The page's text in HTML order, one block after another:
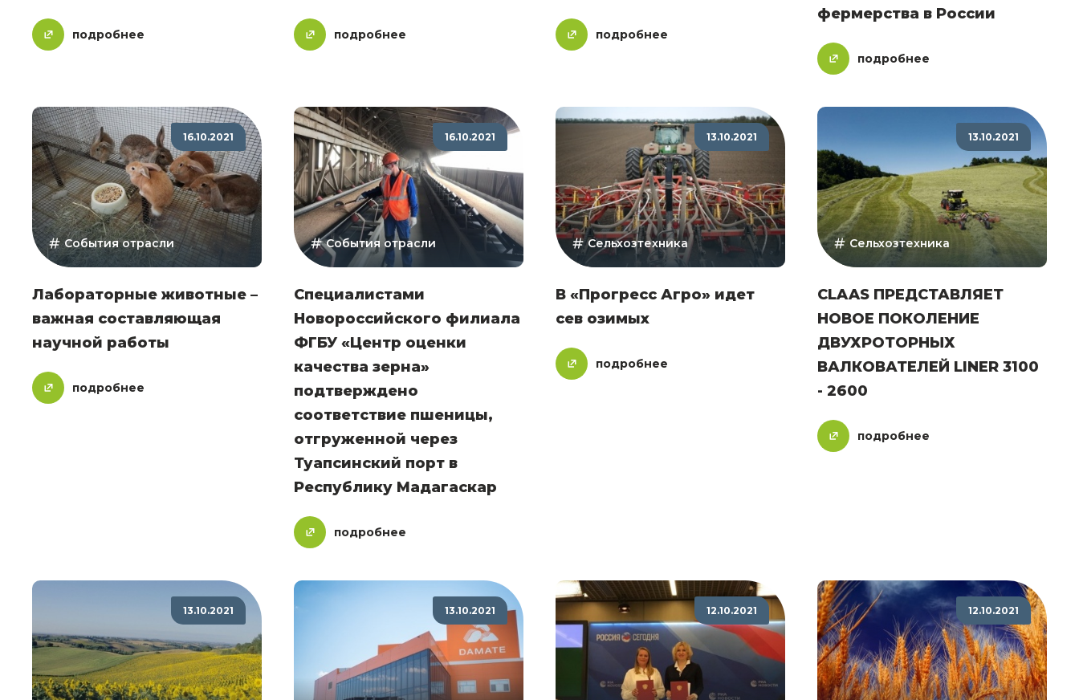
подробнее подробнее подробнее
фермерства в России
подробнее
16.10.2021
События отрасли
Лабораторные животные –
важная составляющая
научной работы
подробнее
16.10.2021
События отрасли
Специалистами
Новороссийского филиала
ФГБУ «Центр оценки
качества зерна»
подтверждено
соответствие пшеницы,
отгруженной через
Туапсинский порт в
Республику Мадагаскар
подробнее
13.10.2021
Сельхозтехника
В «Прогресс Агро» идет
сев озимых
подробнее
13.10.2021
Сельхозтехника
CLAAS ПРЕДСТАВЛЯЕТ
НОВОЕ ПОКОЛЕНИЕ
ДВУХРОТОРНЫХ
ВАЛКОВАТЕЛЕЙ LINER 3100
- 2600
подробнее
13.10.2021 13.10.2021 12.10.2021 12.10.2021